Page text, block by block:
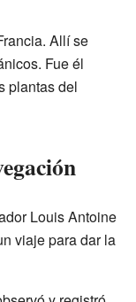
Allí se
Fue él
plantas del
Louis Antoine
viaje para dar la